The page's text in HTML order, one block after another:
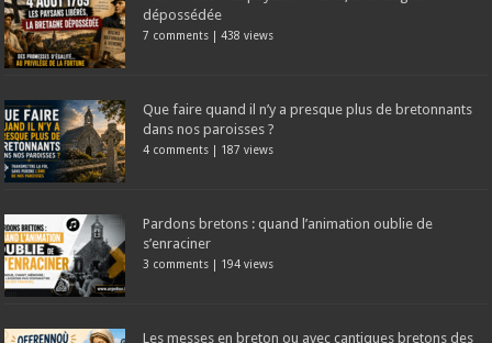
dépossédée
7 comments |438 views
Que faire quand il n’y a presque plus de bretonnants
dans nos paroisses ?
4 comments | 187 views
Pardons bretons : quand l’animation oublie de
s’enraciner
3 comments | 194 views
Les messes en breton ou avec cantiques bretons des